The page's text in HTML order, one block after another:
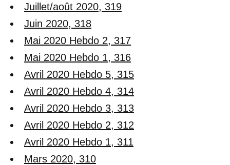
Juillet/août 2020, 319
Juin 2020, 318
Mai 2020 Hebdo 2, 317
Mai 2020 Hebdo 1, 316
Avril 2020 Hebdo 5, 315
Avril 2020 Hebdo 4, 314
Avril 2020 Hebdo 3, 313
Avril 2020 Hebdo 2, 312
Avril 2020 Hebdo 1, 311
Mars 2020, 310